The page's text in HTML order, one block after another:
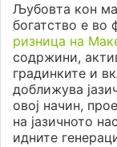
Љубовта кон
богатство е во
ризница на
содржини,
градинките и
доближува
овој начин,
на јазичното
идните